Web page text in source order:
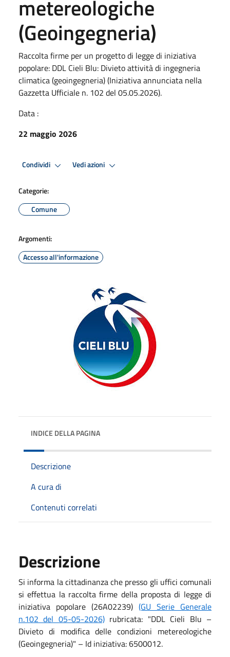
metereologiche
(Geoingegneria)
Raccolta firme per un progetto di legge di iniziativa
popolare: DDL Cieli Blu: Divieto attività di ingegneria
climatica (geoingegneria) (Iniziativa annunciata nella
Gazzetta Ufficiale n. 102 del 05.05.2026).
Data :
22 maggio 2026
Condividi Vedi azioni
Categorie:
Comune
Argomenti:
Accesso all'informazione
INDICE DELLA PAGINA
Descrizione
A cura di
Contenuti correlati
Descrizione
Si informa la cittadinanza che presso gli uffici comunali
si effettua la raccolta firme della proposta di legge di
iniziativa popolare (26A02239) (GU Serie Generale
n.102 del 05-05-2026)rubricata: "DDL Cieli Blu –
Divieto di modifica delle condizioni metereologiche
(Geoingegneria)" – Id iniziativa: 6500012.